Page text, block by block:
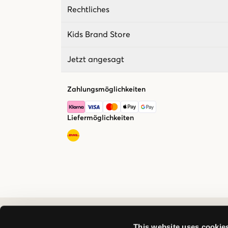
Rechtliches
Kids Brand Store
Jetzt angesagt
Zahlungsmöglichkeiten
Liefermöglichkeiten